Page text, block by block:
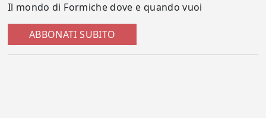
Il mondo di Formiche dove e quando vuoi
ABBONATI SUBITO